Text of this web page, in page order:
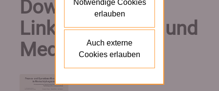
Downloads und
Links für Presse und
Medien
Notwendige Cookies
erlauben
Auch externe
Cookies erlauben